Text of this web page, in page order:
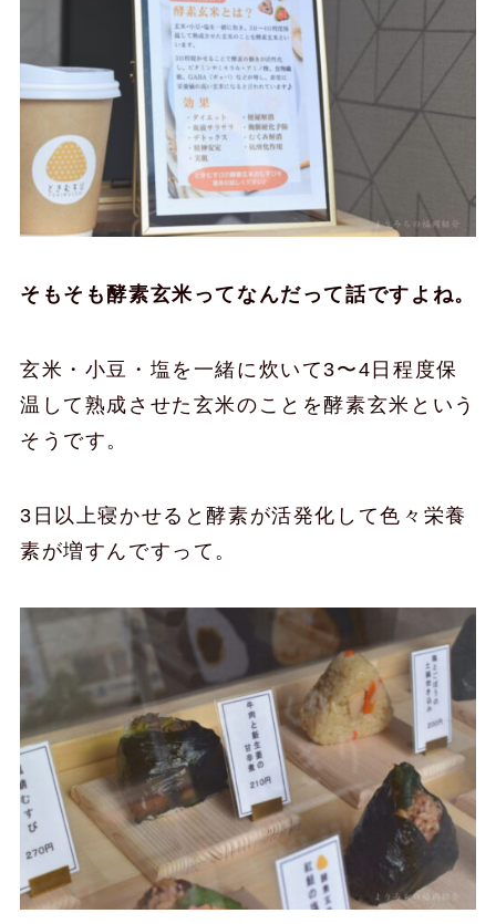
そもそも酵素玄米ってなんだって話ですよね。
玄米・小豆・塩を一緒に炊いて3〜4日程度保
温して熟成させた玄米のことを酵素玄米という
そうです。
3日以上寝かせると酵素が活発化して色々栄養
素が増すんですって。